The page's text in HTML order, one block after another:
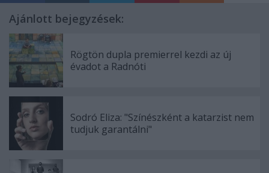
Ajánlott bejegyzések:
Rögtön dupla premierrel kezdi az új
évadot a Radnóti
Sodró Eliza: "Színészként a katarzist nem
tudjuk garantálni"